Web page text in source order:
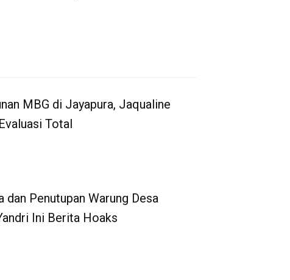
MBG di Jayapura, Jaqualine
Total
dan Penutupan Warung Desa
Ini Berita Hoaks